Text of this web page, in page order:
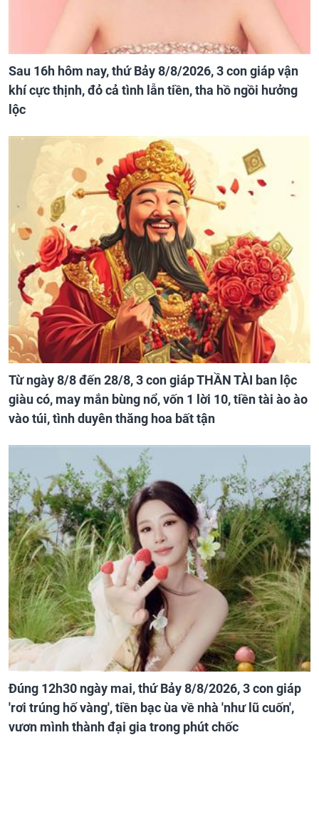
Sau 16h hôm nay, thứ Bảy 8/8/2026, 3 con giáp vận
khí cực thịnh, đỏ cả tình lẫn tiền, tha hồ ngồi hưởng
lộc
Từ ngày 8/8 đến 28/8, 3 con giáp THẦN TÀI ban lộc
giàu có, may mắn bùng nổ, vốn 1 lời 10, tiền tài ào ào
vào túi, tình duyên thăng hoa bất tận
Đúng 12h30 ngày mai, thứ Bảy 8/8/2026, 3 con giáp
'rơi trúng hố vàng', tiền bạc ùa về nhà 'như lũ cuốn',
vươn mình thành đại gia trong phút chốc